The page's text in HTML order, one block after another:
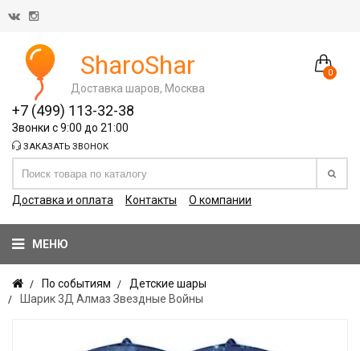
0
SharoShar
Доставка шаров, Москва
+7 (499) 113-32-38
Звонки с 9:00 до 21:00
ЗАКАЗАТЬ ЗВОНОК
Доставка и оплата Контакты О компании
МЕНЮ
По событиям
Детские шары
Шарик 3Д Алмаз Звездные Войны